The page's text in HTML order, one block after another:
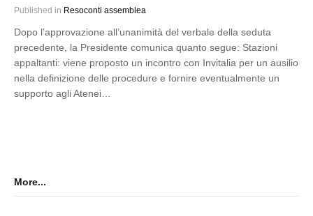
Published in Resoconti assemblea
Dopo l’approvazione all’unanimità del verbale della seduta
precedente, la Presidente comunica quanto segue: Stazioni
appaltanti: viene proposto un incontro con Invitalia per un ausilio
nella definizione delle procedure e fornire eventualmente un
supporto agli Atenei…
More...